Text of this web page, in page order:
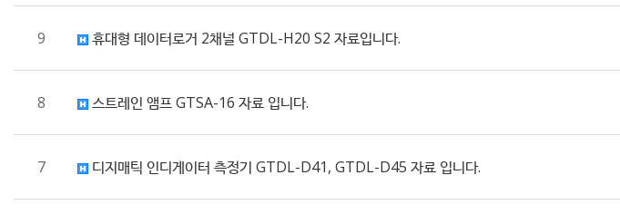
9 휴대형 데이터로거 2채널 GTDL-H20 S2 자료입니다.
8 스트레인 앰프 GTSA-16 자료 입니다.
7 디지매틱 인디게이터 측정기 GTDL-D41, GTDL-D45 자료 입니다.